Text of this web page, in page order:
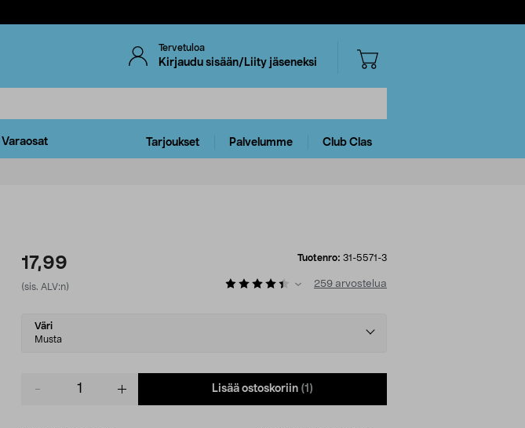
Tervetuloa
Kirjaudu sisään/Liity jäseneksi
Varaosat Tarjoukset Palvelumme Club Clas
17,99
(sis. ALV:n)
Tuotenro: 31-5571-3
259 arvostelua
Select
variant
Väri
Musta
Lisää ostoskoriin (1)